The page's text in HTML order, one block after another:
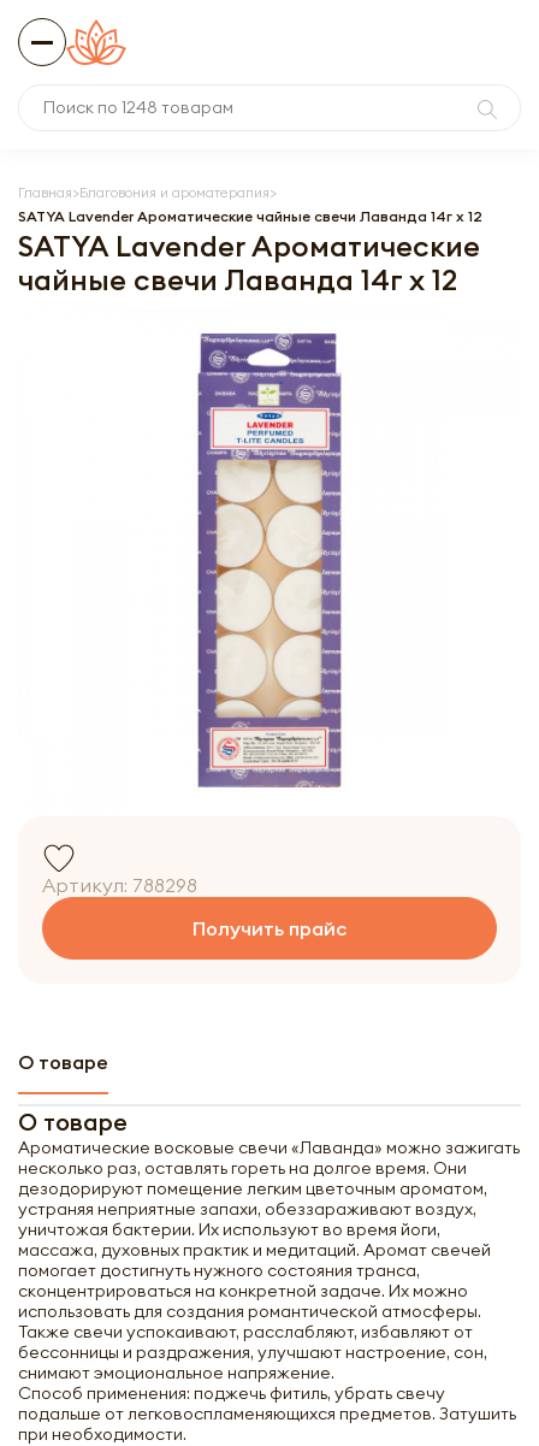
Главная Благовония и ароматерапия
SATYA Lavender Ароматические чайные свечи Лаванда 14г x 12
SATYA Lavender Ароматические
чайные свечи Лаванда 14г x 12
Артикул: 788298
Получить прайс
О товаре
О товаре
Ароматические восковые свечи «Лаванда» можно зажигать
несколько раз, оставлять гореть на долгое время. Они
дезодорируют помещение легким цветочным ароматом,
устраняя неприятные запахи, обеззараживают воздух,
уничтожая бактерии. Их используют во время йоги,
массажа, духовных практик и медитаций. Аромат свечей
помогает достигнуть нужного состояния транса,
сконцентрироваться на конкретной задаче. Их можно
использовать для создания романтической атмосферы.
Также свечи успокаивают, расслабляют, избавляют от
бессонницы и раздражения, улучшают настроение, сон,
снимают эмоциональное напряжение.
Способ применения: поджечь фитиль, убрать свечу
подальше от легковоспламеняющихся предметов. Затушить
при необходимости.